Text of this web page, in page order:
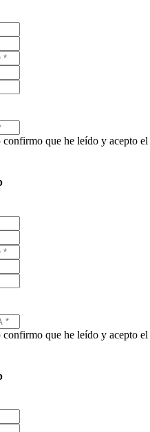
que he leído y acepto el
que he leído y acepto el